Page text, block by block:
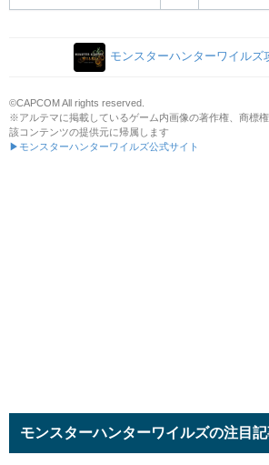
モンスターハンターワイルズ
©CAPCOM All rights reserved.
※アルテマに掲載しているゲーム内画像の著作権、商標
該コンテンツの提供元に帰属します
▶モンスターハンターワイルズ公式サイト
モンスターハンターワイルズの注目